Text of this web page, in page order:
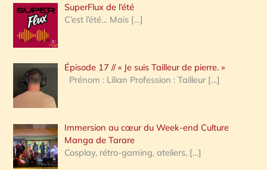
e
r
c
h
e
:
SuperFlux de l’été
C’est l’été… Mais […]
Épisode 17 // « Je suis Tailleur de pierre. »
Prénom : Lilian Profession : Tailleur […]
Immersion au cœur du Week-end Culture
Manga de Tarare
Cosplay, rétro-gaming, ateliers, […]